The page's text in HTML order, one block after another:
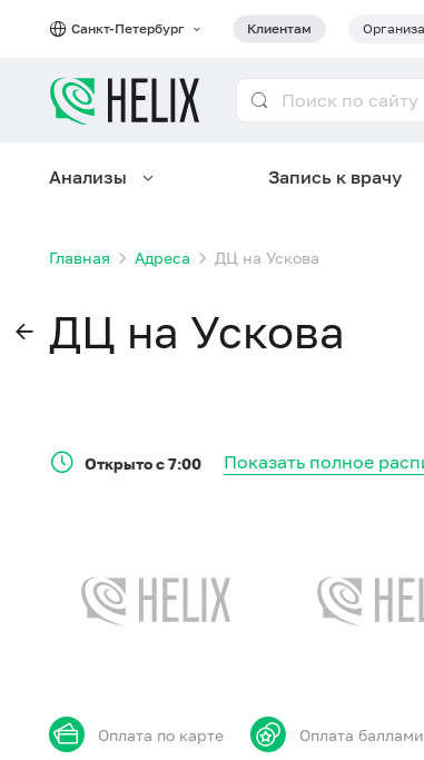
Санкт-Петербург Клиентам
Анализы Запись к врачу
Главная Адреса ДЦ на Ускова
ДЦ на Ускова
Открыто с 7:00 Показать полное
Оплата по карте Оплата